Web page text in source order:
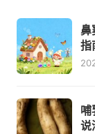
鼻
指
哺
说